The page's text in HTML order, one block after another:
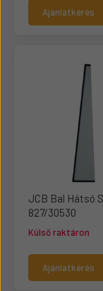
Ajánlatkérés
JCB Bal Hátsó
827/30530
Külső raktáron
Ajánlatkérés